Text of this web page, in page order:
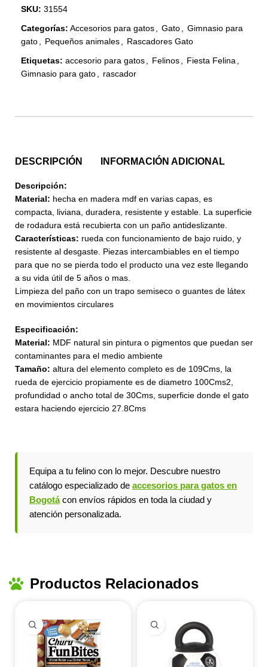
SKU: 31554
Categorías: Accesorios para gatos Gato
Gimnasio para
gato
Pequeños animales
Rascadores Gato
Etiquetas: accesorio para gatos Felinos Fiesta Felina
Gimnasio para gato
rascador
DESCRIPCIÓN INFORMACIÓN ADICIONAL
Descripción:
Material: hecha en madera mdf en varias capas, es
compacta, liviana, duradera, resistente y estable. La superficie
de rodadura está recubierta con un paño antideslizante.
Características: rueda con funcionamiento de bajo ruido, y
resistente al desgaste. Piezas intercambiables en el tiempo
para que no se pierda todo el producto una vez este llegando
a su vida útil de 5 años o mas.
Limpieza del paño con un trapo semiseco o guantes de látex
en movimientos circulares
Especificación:
Material: MDF natural sin pintura o pigmentos que puedan ser
contaminantes para el medio ambiente
Tamaño: altura del elemento completo es de 109Cms, la
rueda de ejercicio propiamente es de diametro 100Cms2,
profundidad o ancho total de 30Cms, superficie donde el gato
estara haciendo ejercicio 27.8Cms
Equipa a tu felino con lo mejor. Descubre nuestro
catálogo especializado de accesorios para gatos en
Bogotácon envíos rápidos en toda la ciudad y
atención personalizada.
Productos Relacionados